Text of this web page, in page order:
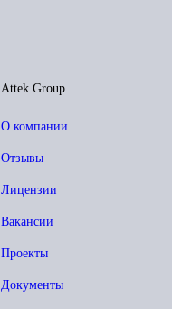
Attek Group
О компании
Отзывы
Лицензии
Вакансии
Проекты
Документы